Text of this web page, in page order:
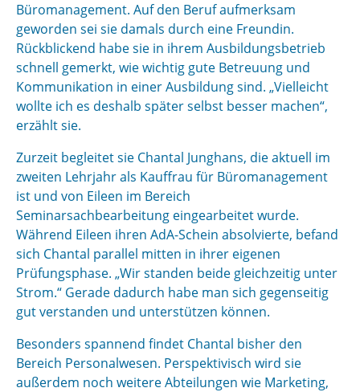
Büromanagement. Auf den Beruf aufmerksam
geworden sei sie damals durch eine Freundin.
Rückblickend habe sie in ihrem Ausbildungsbetrieb
schnell gemerkt, wie wichtig gute Betreuung und
Kommunikation in einer Ausbildung sind. „Vielleicht
wollte ich es deshalb später selbst besser machen“,
erzählt sie.
Zurzeit begleitet sie Chantal Junghans, die aktuell im
zweiten Lehrjahr als Kauffrau für Büromanagement
ist und von Eileen im Bereich
Seminarsachbearbeitung eingearbeitet wurde.
Während Eileen ihren AdA-Schein absolvierte, befand
sich Chantal parallel mitten in ihrer eigenen
Prüfungsphase. „Wir standen beide gleichzeitig unter
Strom.“ Gerade dadurch habe man sich gegenseitig
gut verstanden und unterstützen können.
Besonders spannend findet Chantal bisher den
Bereich Personalwesen. Perspektivisch wird sie
außerdem noch weitere Abteilungen wie Marketing,